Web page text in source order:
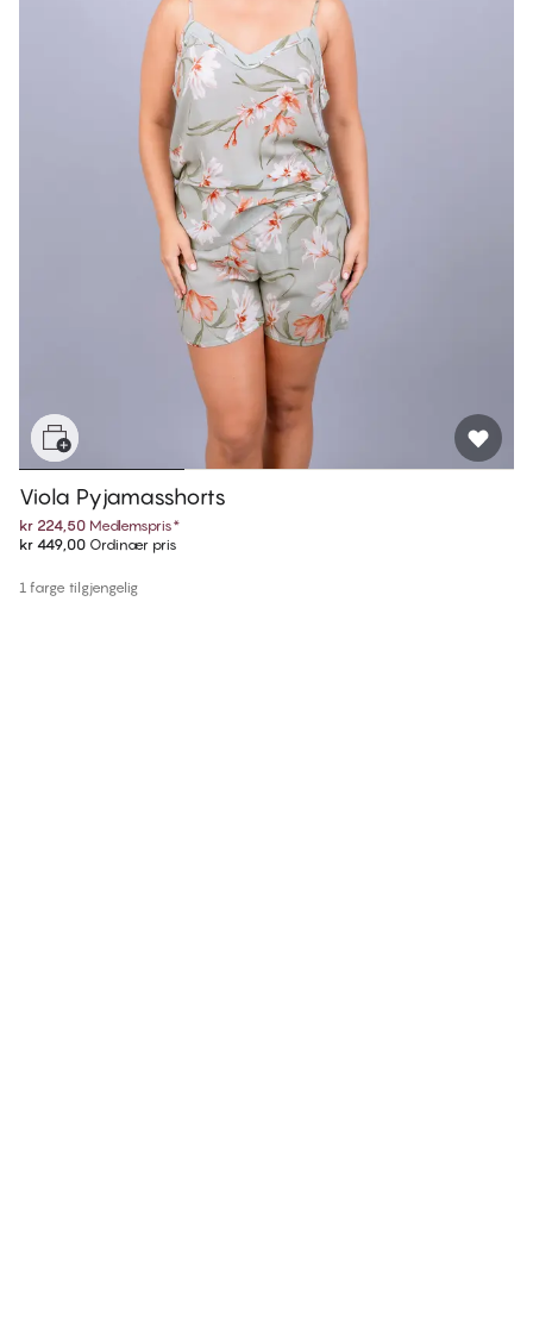
Viola Pyjamasshorts
kr 224,50 Medlemspris*
kr 449,00 Ordinær pris
1 farge tilgjengelig